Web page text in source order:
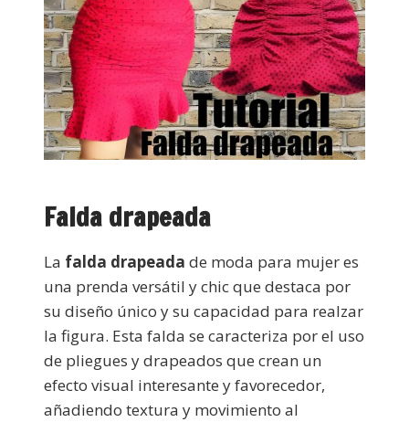
Falda drapeada
La falda drapeada de moda para mujer es
una prenda versátil y chic que destaca por
su diseño único y su capacidad para realzar
la figura. Esta falda se caracteriza por el uso
de pliegues y drapeados que crean un
efecto visual interesante y favorecedor,
añadiendo textura y movimiento al